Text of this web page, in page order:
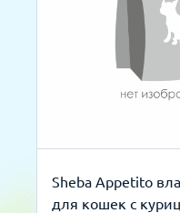
Sheba Appetito
для кошек с